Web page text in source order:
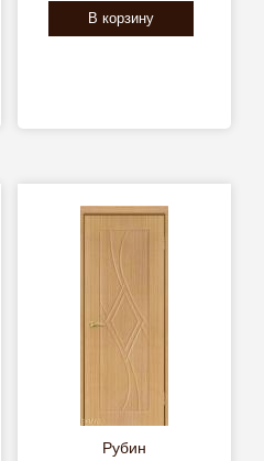
В корзину
Рубин